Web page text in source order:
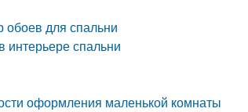
обоев для спальни
спальни
оформления маленькой комнаты